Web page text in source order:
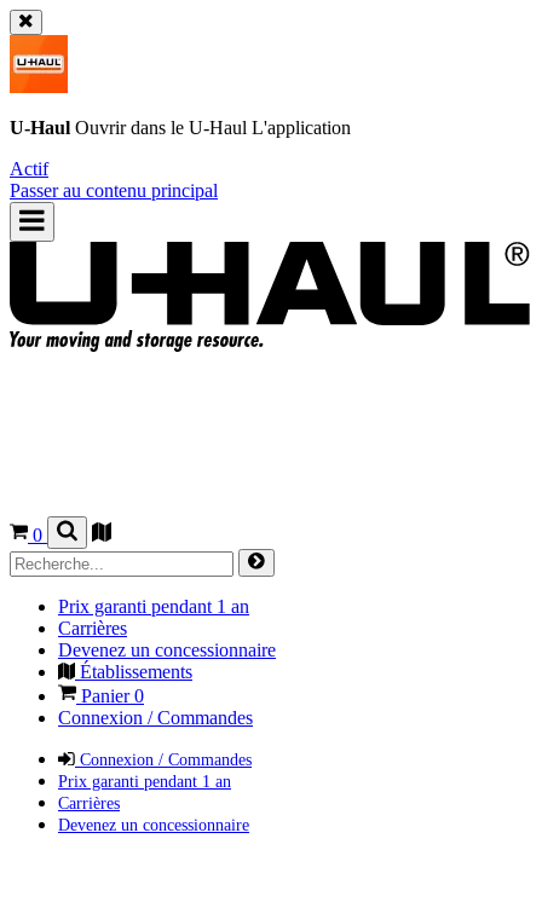
U-Haul Ouvrir dans le U-Haul L'application
Actif
Passer au contenu principal
0
Prix garanti pendant 1 an
Carrières
Devenez un concessionnaire
Établissements
Panier0
Connexion / Commandes
Connexion / Commandes
Prix garanti pendant 1 an
Carrières
Devenez un concessionnaire